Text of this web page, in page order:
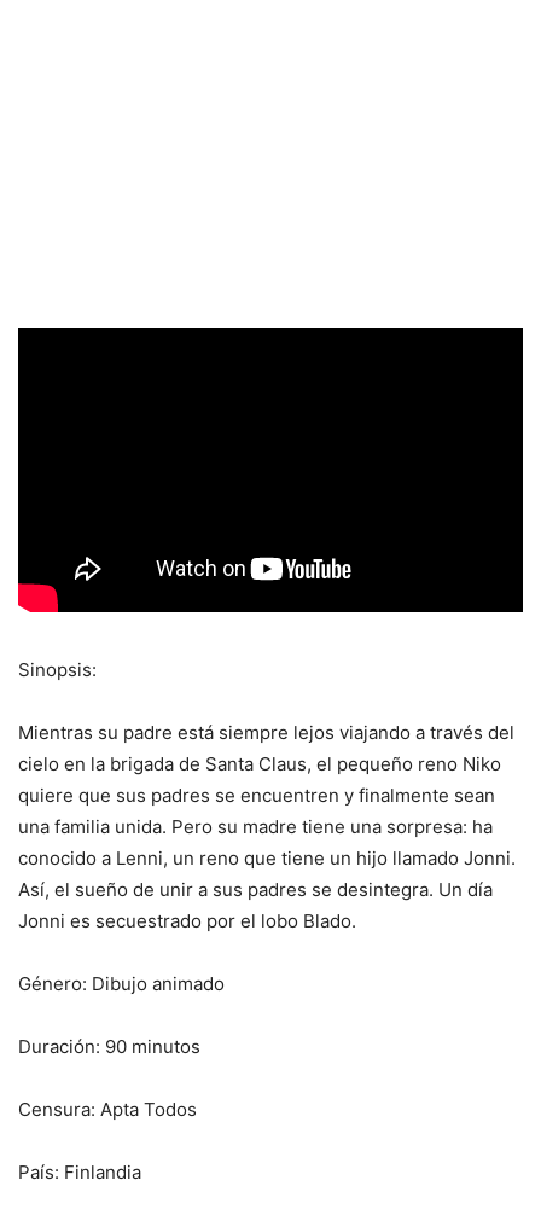
Sinopsis:
Mientras su padre está siempre lejos viajando a través del
cielo en la brigada de Santa Claus, el pequeño reno Niko
quiere que sus padres se encuentren y finalmente sean
una familia unida. Pero su madre tiene una sorpresa: ha
conocido a Lenni, un reno que tiene un hijo llamado Jonni.
Así, el sueño de unir a sus padres se desintegra. Un día
Jonni es secuestrado por el lobo Blado.
Género: Dibujo animado
Duración: 90 minutos
Censura: Apta Todos
País: Finlandia